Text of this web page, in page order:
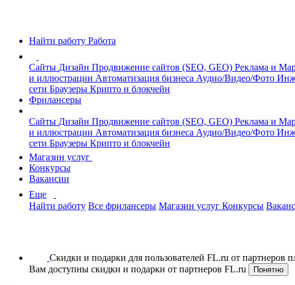
Найти работу Работа
Сайты Дизайн Продвижение сайтов (SEO, GEO) Реклама и
и иллюстрации Автоматизация бизнеса Аудио/Видео/Фото
сети Браузеры Крипто и блокчейн
Фрилансеры
Сайты Дизайн Продвижение сайтов (SEO, GEO) Реклама и
и иллюстрации Автоматизация бизнеса Аудио/Видео/Фото
сети Браузеры Крипто и блокчейн
Магазин услуг
Конкурсы
Вакансии
Еще
Найти работу Все фрилансеры Магазин услуг Конкурсы
Скидки и подарки для пользователей FL.ru от партнеров
Вам доступны скидки и подарки от партнеров FL.ru
Понятно